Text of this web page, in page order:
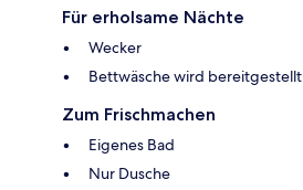
Für erholsame Nächte
Wecker
Bettwäsche wird bereitgestellt
Zum Frischmachen
Eigenes Bad
Nur Dusche